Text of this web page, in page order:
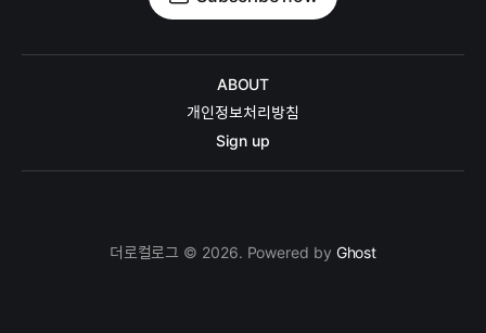
ABOUT
개인정보처리방침
Sign up
더로컬로그 © 2026. Powered by Ghost